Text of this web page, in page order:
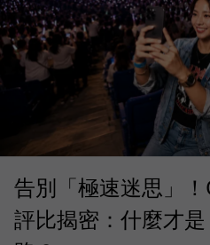
告別「極速迷思」
評比揭密：什麼才